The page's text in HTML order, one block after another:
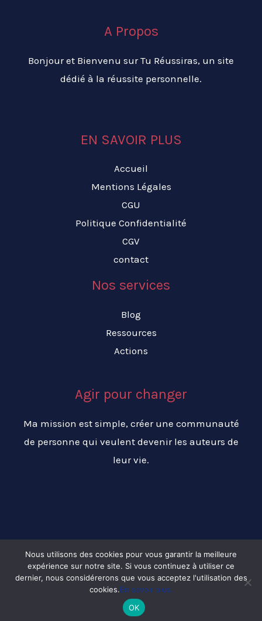
A Propos
Bonjour et Bienvenu sur Tu Réussiras, un site
dédié à la réussite personnelle.
EN SAVOIR PLUS
Accueil
Mentions Légales
CGU
Politique Confidentialité
CGV
contact
Nos services
Blog
Ressources
Actions
Agir pour changer
Ma mission est simple, créer une communauté
de personne qui veulent devenir les auteurs de
leur vie.
Copyright © 2026 Changer ma vie pour réussir ma vie
Nous utilisons des cookies pour vous garantir la meilleure
expérience sur notre site. Si vous continuez à utiliser ce
dernier, nous considérerons que vous acceptez l'utilisation des
cookies.En savoir plus.
OK